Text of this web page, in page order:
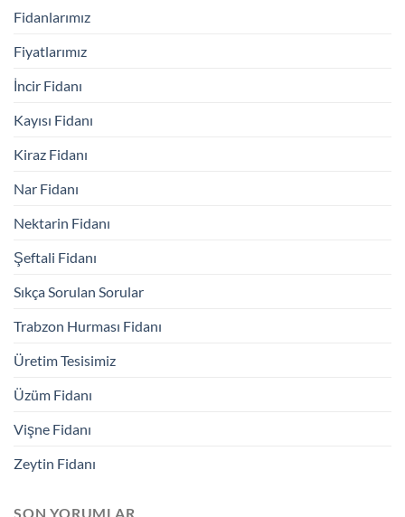
Fidanlarımız
Fiyatlarımız
İncir Fidanı
Kayısı Fidanı
Kiraz Fidanı
Nar Fidanı
Nektarin Fidanı
Şeftali Fidanı
Sıkça Sorulan Sorular
Trabzon Hurması Fidanı
Üretim Tesisimiz
Üzüm Fidanı
Vişne Fidanı
Zeytin Fidanı
SON YORUMLAR